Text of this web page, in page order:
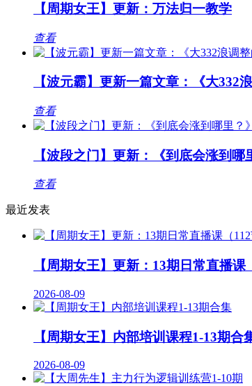
【周期女王】更新：万法归一教学
查看
【波元霸】更新一篇文章：《大332
查看
【波段之门】更新：《到底会涨到哪
查看
最近发表
【周期女王】更新：13期日常直播课
2026-08-09
【周期女王】内部培训课程1-13期合
2026-08-09